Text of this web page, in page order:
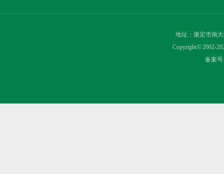
地址：康定市南
Copyright © 2002-
备案